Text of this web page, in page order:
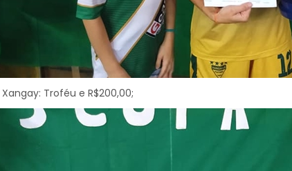
Xangay: Troféu e R$200,00;